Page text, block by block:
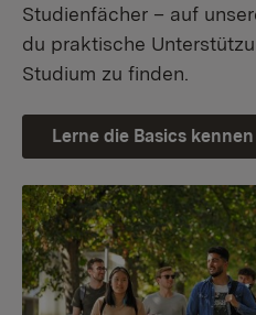
Studienfächer – auf
du praktische
Studium zu finden.
Lerne die Basics kennen